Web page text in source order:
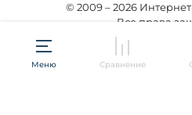
© 2009 – 2026
Все права
Создание
Меню Сравнение